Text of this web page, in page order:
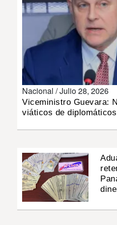
IMPRESO
Nacional /Julio 28, 2026
Viceministro Guevara:
viáticos de